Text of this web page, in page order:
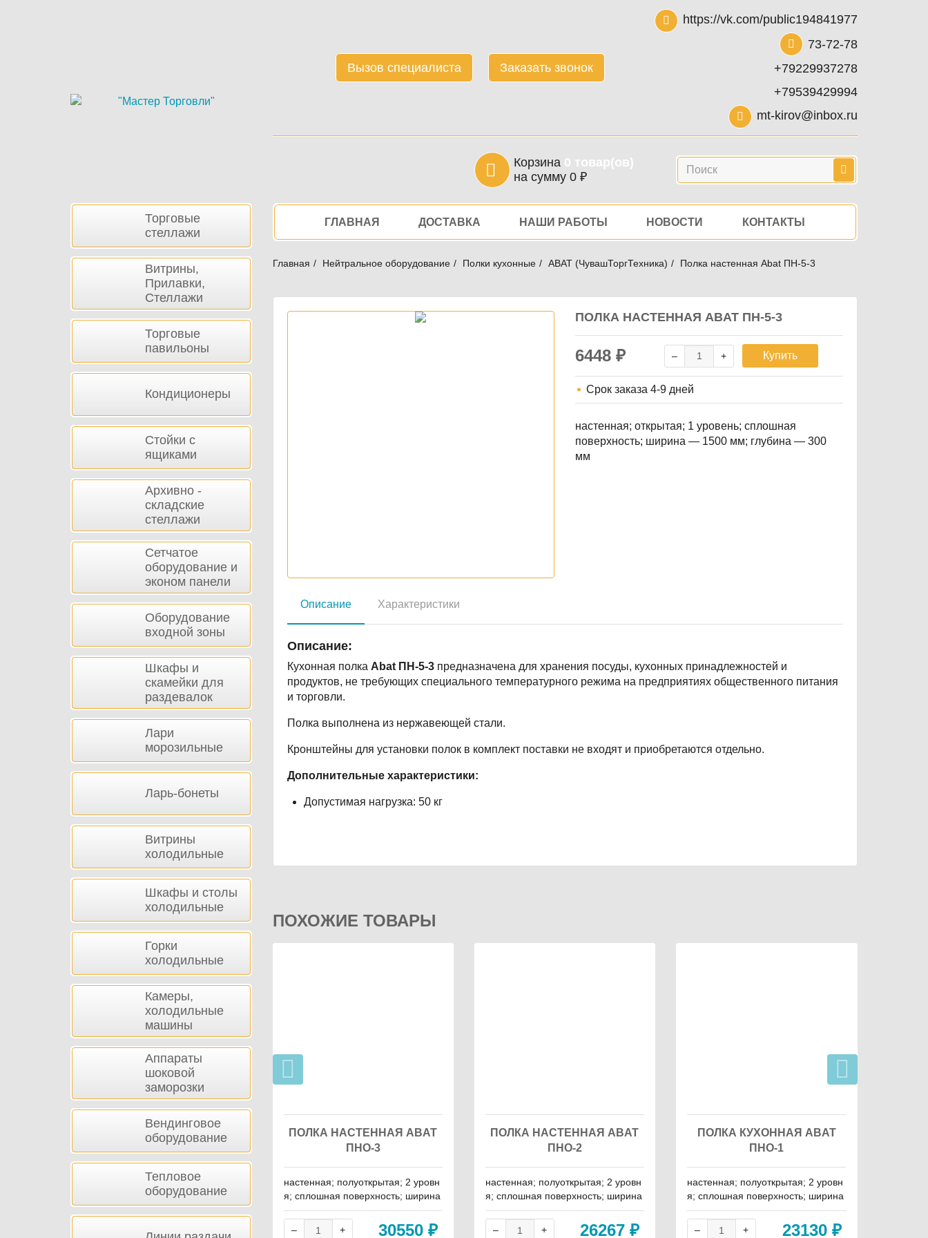
Вызов специалиста Заказать звонок
https://vk.com/public194841977
73-72-78
+79229937278
+79539429994
mt-kirov@inbox.ru
Корзина 0 товар(ов)
на сумму 0 ₽
Поиск
НавигацияГЛАВНАЯ ДОСТАВКА НАШИ РАБОТЫ НОВОСТИ КОНТАКТЫ
Главная Нейтральное оборудование Полки кухонные ABAT (ЧувашТоргТехника) Полка настенная Abat ПН-5-3
ПОЛКА НАСТЕННАЯ ABAT ПН-5-3
6448₽ Купить
Срок заказа4-9 дней
настенная; открытая; 1 уровень; сплошная
поверхность; ширина — 1500 мм; глубина — 300
мм
Описание Характеристики
Описание:
Кухонная полка Abat ПН-5-3предназначена для хранения посуды, кухонных принадлежностей и
продуктов, не требующих специального температурного режима на предприятиях общественного питания
и торговли.
Полка выполнена из нержавеющей стали.
Кронштейны для установки полок в комплект поставки не входят и приобретаются отдельно.
Дополнительные характеристики:
Допустимая нагрузка: 50 кг
ПОХОЖИЕ ТОВАРЫ
ПОЛКА НАСТЕННАЯ ABAT
ПНО-3
настенная; полуоткрытая; 2 уровн
я; сплошная поверхность; ширина
- 1200 мм; глубина - 400 мм; высо
30550 ₽
ПОЛКА НАСТЕННАЯ ABAT
ПНО-2
настенная; полуоткрытая; 2 уровн
я; сплошная поверхность; ширина
- 1000 мм; глубина - 400 мм; высо
26267₽
ПОЛКА КУХОННАЯ ABAT
ПНО-1
настенная; полуоткрытая; 2 уровн
я; сплошная поверхность; ширина
- 800 мм; глубина - 400 мм; высот
23130 ₽
Боковая Торговые
стеллажи
Витрины,
Прилавки,
Стеллажи
Торговые
павильоны
Кондиционеры
Стойки с
ящиками
Архивно -
складские
стеллажи
Сетчатое
оборудование и
эконом панели
Оборудование
входной зоны
Шкафы и
скамейки для
раздевалок
Лари
морозильные
Ларь-бонеты
Витрины
холодильные
Шкафы и столы
холодильные
Горки
холодильные
Камеры,
холодильные
машины
Аппараты
шоковой
заморозки
Вендинговое
оборудование
Тепловое
оборудование